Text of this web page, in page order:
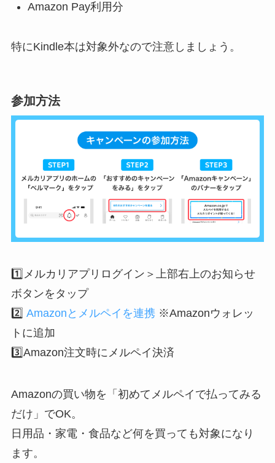
Amazon Pay利用分
特にKindle本は対象外なので注意しましょう。
参加方法
1️⃣メルカリアプリログイン＞上部右上のお知らせ
ボタンをタップ
2️⃣ Amazonとメルペイを連携※Amazonウォレッ
トに追加
3️⃣Amazon注文時にメルペイ決済
Amazonの買い物を「初めてメルペイで払ってみる
だけ」でOK。
日用品・家電・食品など何を買っても対象になり
ます。